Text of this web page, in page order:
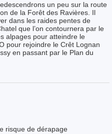
un peu sur la route
de la Forêt des Ravières. Il
dans les raides pentes de
que l’on contournera par le
alpages pour atteindre le
pour rejoindre le Crêt Lognan
en passant par le Plan du
risque de dérapage